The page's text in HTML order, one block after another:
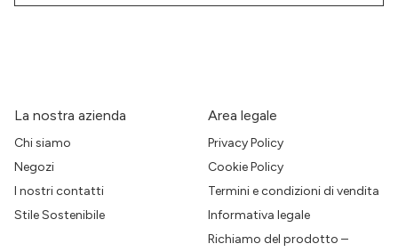
La nostra azienda
Chi siamo
Negozi
I nostri contatti
Stile Sostenibile
Area legale
Privacy Policy
Cookie Policy
Termini e condizioni di vendita
Informativa legale
Richiamo del prodotto –